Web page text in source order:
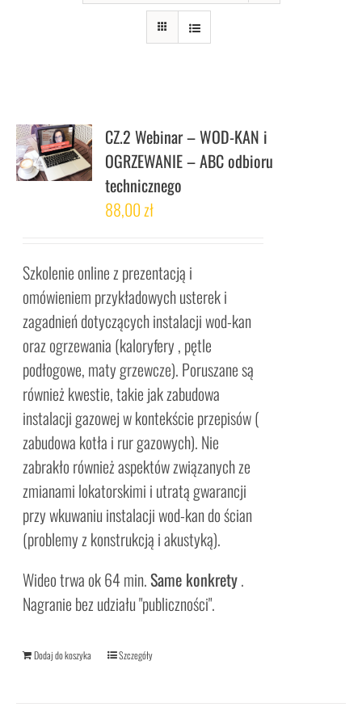
CZ.2 Webinar – WOD-KAN i
OGRZEWANIE – ABC odbioru
technicznego
88,00zł
Szkolenie online z prezentacją i
omówieniem przykładowych usterek i
zagadnień dotyczących instalacji wod-kan
oraz ogrzewania (kaloryfery , pętle
podłogowe, maty grzewcze). Poruszane są
również kwestie, takie jak zabudowa
instalacji gazowej w kontekście przepisów (
zabudowa kotła i rur gazowych). Nie
zabrakło również aspektów związanych ze
zmianami lokatorskimi i utratą gwarancji
przy wkuwaniu instalacji wod-kan do ścian
(problemy z konstrukcją i akustyką).
Wideo trwa ok 64 min.Same konkrety.
Nagranie bez udziału "publiczności".
Dodaj do koszyka Szczegóły